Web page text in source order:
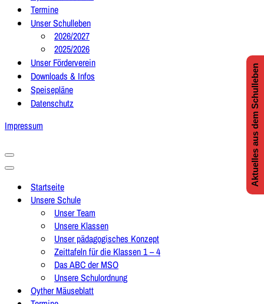
Termine
Unser Schulleben
2026/2027
2025/2026
Unser Förderverein
Downloads & Infos
Speisepläne
Datenschutz
Impressum
Navigationsmenü
Navigationsmenü
Startseite
Unsere Schule
Unser Team
Unsere Klassen
Unser pädagogisches Konzept
Zeittafeln für die Klassen 1 – 4
Das ABC der MSO
Unsere Schulordnung
Oyther Mäuseblatt
Aktuelles aus dem Schulleben